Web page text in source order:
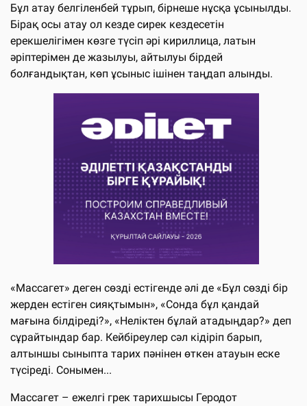
Бұл атау белгіленбей тұрып, бірнеше нұсқа ұсынылды.
Бірақ осы атау ол кезде сирек кездесетін
ерекшелігімен көзге түсіп әрі кириллица, латын
әріптерімен де жазылуы, айтылуы бірдей
болғандықтан, көп ұсыныс ішінен таңдап алынды.
«Массагет» деген сөзді естігенде әлі де «Бұл сөзді бір
жерден естіген сияқтымын», «Сонда бұл қандай
мағына білдіреді?», «Неліктен бұлай атадыңдар?» деп
сұрайтындар бар. Кейбіреулер сәл кідіріп барып,
алтыншы сыныпта тарих пәнінен өткен атауын еске
түсіреді. Сонымен...
Массагет – ежелгі грек тарихшысы Геродот